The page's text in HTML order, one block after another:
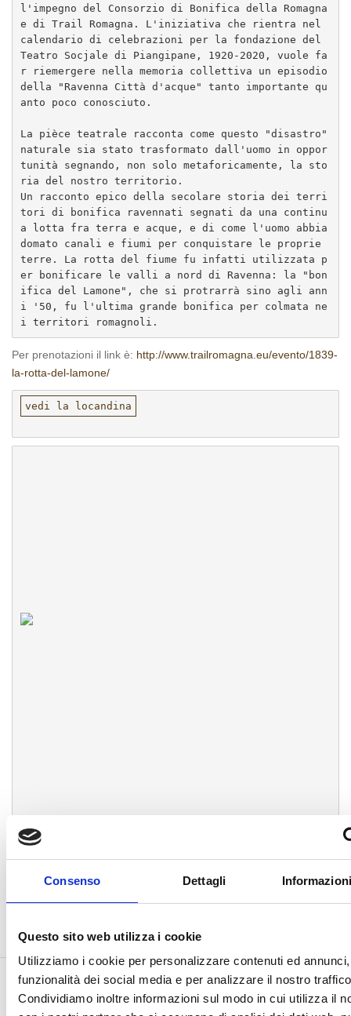
Consenso Dettagli
Questo sito web utilizza i cookie
Utilizziamo i cookie per personalizzare contenuti ed
funzionalità dei social media e per analizzare il nostro
Condividiamo inoltre informazioni sul modo in cui utilizza il
l'impegno del Consorzio di Bonifica della Romagna
e di Trail Romagna. L'iniziativa che rientra nel
calendario di celebrazioni per la fondazione del
Teatro Socjale di Piangipane, 1920-2020, vuole fa
r riemergere nella memoria collettiva un episodio
della "Ravenna Città d'acque" tanto importante qu
anto poco conosciuto.
La pièce teatrale racconta come questo "disastro"
naturale sia stato trasformato dall'uomo in oppor
tunità segnando, non solo metaforicamente, la sto
ria del nostro territorio.
Un racconto epico della secolare storia dei terri
tori di bonifica ravennati segnati da una continu
a lotta fra terra e acque, e di come l'uomo abbia
domato canali e fiumi per conquistare le proprie
terre. La rotta del fiume fu infatti utilizzata p
er bonificare le valli a nord di Ravenna: la "bon
ifica del Lamone", che si protrarrà sino agli ann
i '50, fu l'ultima grande bonifica per colmata ne
i territori romagnoli.
Per prenotazioni il link è: http://www.trailromagna.eu/evento/1839-
la-rotta-del-lamone/
vedi la locandina